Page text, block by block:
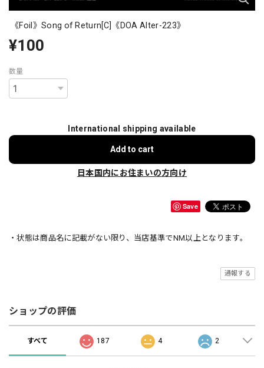
《Foil》Song of Return[C]《DOA Alter-223》
¥100
数量
International shipping available
Add to cart
日本国内にお住まいの方向け
Save
・状態は商品名に記載がない限り、当店基準でNM以上となります。
通報する
ショップの評価
すべて 187 4 2